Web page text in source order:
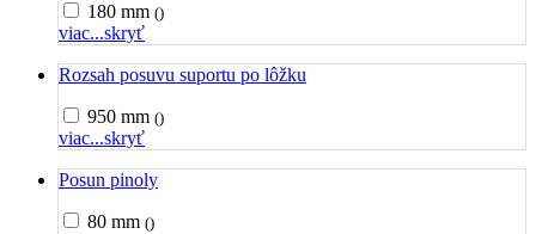
180 mm ()
viac...skryť
Rozsah posuvu suportu po lôžku
950 mm ()
viac...skryť
Posun pinoly
80 mm ()